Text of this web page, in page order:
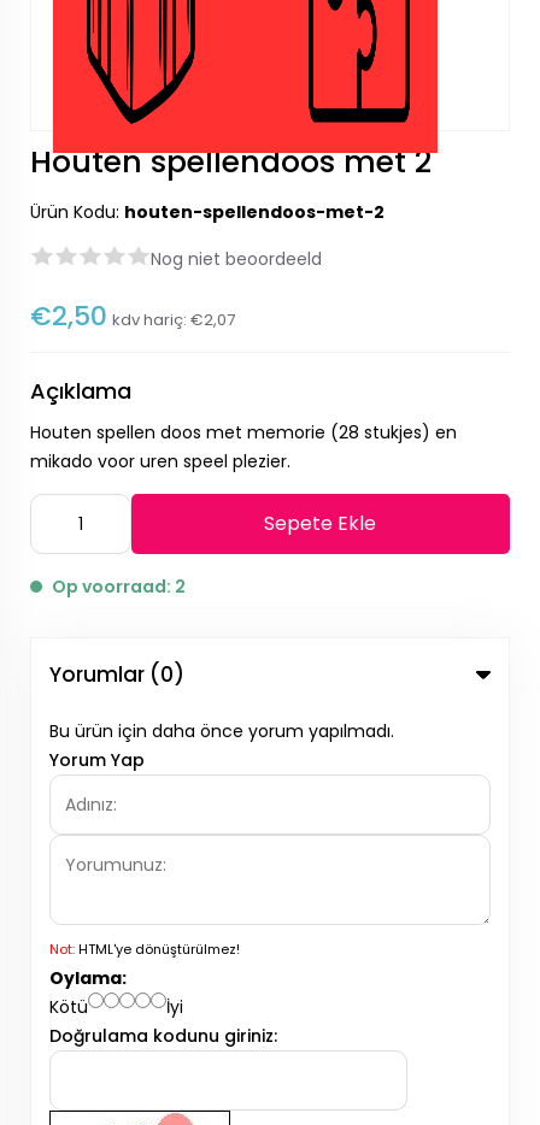
Houten spellendoos met 2
Ürün Kodu: houten-spellendoos-met-2
Nog niet beoordeeld
€2,50 kdv hariç: €2,07
Açıklama
Houten spellen doos met memorie (28 stukjes) en
mikado voor uren speel plezier.
Sepete Ekle
Op voorraad: 2
Yorumlar (0)
Bu ürün için daha önce yorum yapılmadı.
Yorum Yap
Not:HTML'ye dönüştürülmez!
Oylama:
Kötü
İyi
Doğrulama kodunu giriniz: